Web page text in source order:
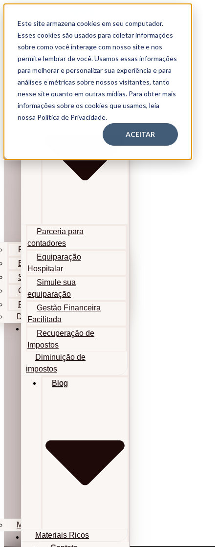
Este site armazena cookies em seu computador.
Esses cookies são usados para coletar informações
sobre como você interage com nosso site e nos
permite lembrar de você. Usamos essas informações
para melhorar e personalizar sua experiência e para
análises e métricas sobre nossos visitantes, tanto
nesse site quanto em outras mídias. Para obter mais
informações sobre os cookies que usamos, leia
nossa Política de Privacidade.
ACEITAR
Home
Quem somos
Soluções
Parceria para contadores
Equiparação Hospitalar
Simule sua equiparação
Gestão Financeira Facilitada
Recuperação de Impostos
Diminuição de impostos
Blog
Materiais Ricos
Contato
Home
Soluções
Parceria para
contadores
Equiparação
Hospitalar
Simule sua
equiparação
Gestão Financeira
Facilitada
Recuperação de
Impostos
Diminuição de
impostos
Blog
Materiais Ricos